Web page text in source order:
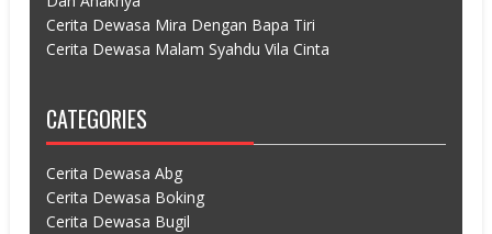
Cerita Dewasa Mira Dengan Bapa Tiri
Cerita Dewasa Malam Syahdu Vila Cinta
CATEGORIES
Cerita Dewasa Abg
Cerita Dewasa Boking
Cerita Dewasa Bugil